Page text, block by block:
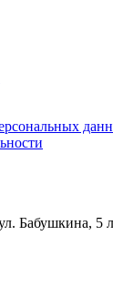
Бабушкина, 5